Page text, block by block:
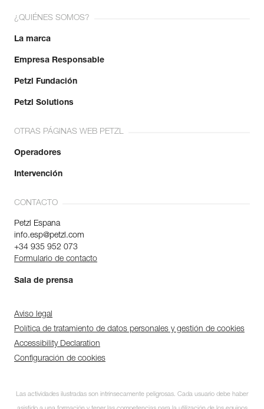
¿QUIÉNES SOMOS?
La marca
Empresa Responsable
Petzl Fundación
Petzl Solutions
OTRAS PÁGINAS WEB PETZL
Operadores
Intervención
CONTACTO
Petzl Espana
info.esp@petzl.com
+34 935 952 073
Formulario de contacto
Sala de prensa
Aviso legal
Política de tratamiento de datos personales y gestión de cookies
Accessibility Declaration
Configuración de cookies
Las actividades ilustradas son intrínsecamente peligrosas. Cada usuario debe haber